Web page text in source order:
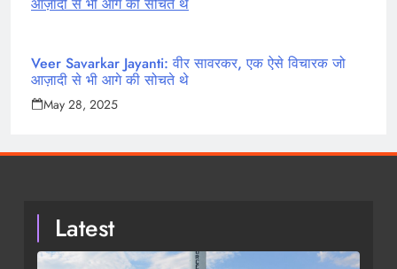
Veer Savarkar Jayanti: वीर सावरकर, एक ऐसे विचारक जो
आज़ादी से भी आगे की सोचते थे
May 28, 2025
Latest